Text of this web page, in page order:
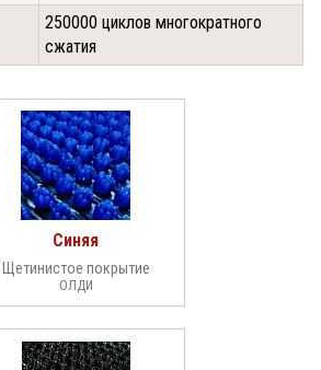
250000 циклов многократного
сжатия
Синяя
Щетинистое покрытие
ОЛДИ